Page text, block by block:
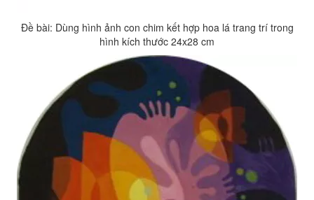
Đề bài: Dùng hình ảnh con chim kết hợp hoa lá trang trí trong
hình kích thước 24x28 cm